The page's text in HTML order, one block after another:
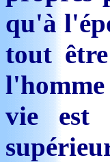
qu'à
tout
vie est